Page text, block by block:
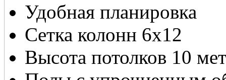
Удобная планировка
Сетка колонн 6x12
Высота потолков 10